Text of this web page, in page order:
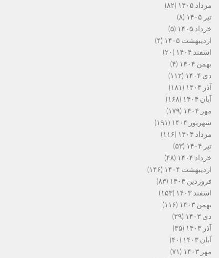
مرداد ۱۴۰۵
(۸۲)
تیر ۱۴۰۵
(۸)
خرداد ۱۴۰۵
(۵)
اردیبهشت ۱۴۰۵
(۴)
اسفند ۱۴۰۴
(۲۰)
بهمن ۱۴۰۴
(۴)
دی ۱۴۰۴
(۱۱۲)
آذر ۱۴۰۴
(۱۸۱)
آبان ۱۴۰۴
(۱۶۸)
مهر ۱۴۰۴
(۱۷۹)
شهریور ۱۴۰۴
(۱۹۱)
مرداد ۱۴۰۴
(۱۱۶)
تیر ۱۴۰۴
(۵۳)
خرداد ۱۴۰۴
(۴۸)
اردیبهشت ۱۴۰۴
(۱۴۶)
فروردین ۱۴۰۴
(۸۳)
اسفند ۱۴۰۳
(۱۵۳)
بهمن ۱۴۰۳
(۱۱۶)
دی ۱۴۰۳
(۲۹)
آذر ۱۴۰۳
(۳۵)
آبان ۱۴۰۳
(۴۰)
مهر ۱۴۰۳
(۷۱)